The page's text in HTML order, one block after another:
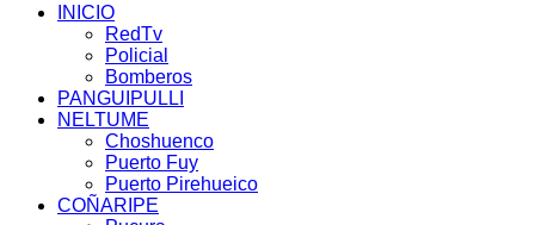
INICIO
RedTv
Policial
Bomberos
PANGUIPULLI
NELTUME
Choshuenco
Puerto Fuy
Puerto Pirehueico
COÑARIPE